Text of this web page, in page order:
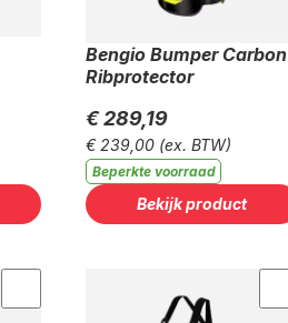
Bengio Bumper Carbon
Ribprotector
€ 289,19
€ 239,00 (ex. BTW)
Beperkte voorraad
Bekijk product